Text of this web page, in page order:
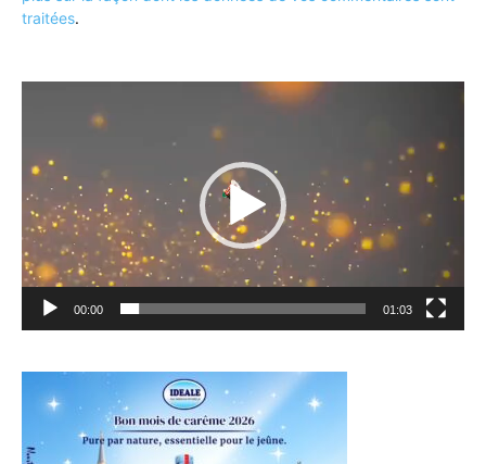
traitées.
00:00 01:03